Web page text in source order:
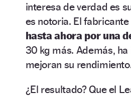
interesa de verdad es
es notoria. El fabricante
hasta ahora por una
30 kg más. Además,
mejoran su
¿El resultado? Que el